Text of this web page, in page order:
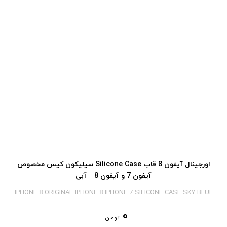
اورجینال آیفون 8 قاب Silicone Case سیلیکون کیس مخصوص
آیفون 7 و آیفون 8 – آبی
IPHONE 8 ORIGINAL IPHONE 8 IPHONE 7 SILICONE CASE SKY BLUE
0 تومان